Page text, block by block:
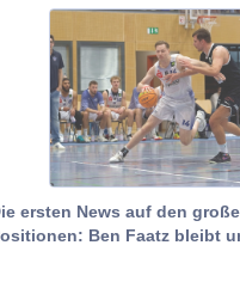
ersten News auf den
Ben Faatz bleibt